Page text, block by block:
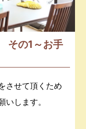
その1～お手
させて頂くため
します。